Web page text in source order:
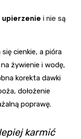
upierzenie i nie są
cienkie, a pióra
żywienie i wodę,
korekta dawki
dołożenie
poprawę.
karmić